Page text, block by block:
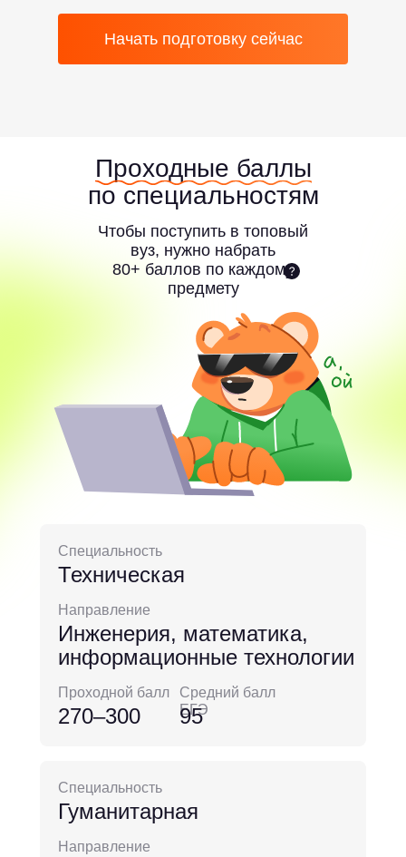
Начать подготовку сейчас
Проходные баллы
по специальностям
Чтобы поступить в топовый
вуз, нужно набрать
80+ баллов по каждому
предмету
Специальность
Техническая
Направление
Инженерия, математика,
информационные технологии
Проходной балл
Средний балл
ЕГЭ
270–300 95
Специальность
Гуманитарная
Направление